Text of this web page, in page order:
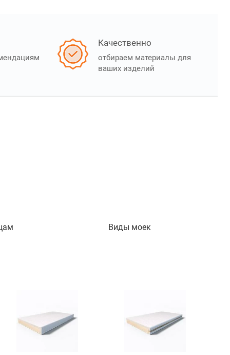
Качественно
отбираем материалы для
ваших изделий
Виды моек